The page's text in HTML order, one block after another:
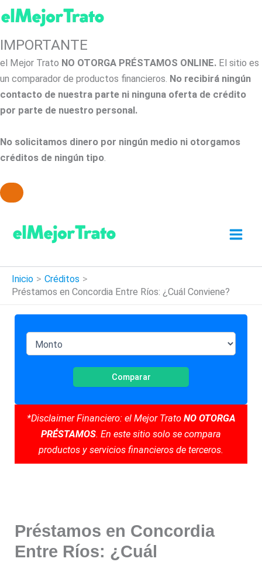
IMPORTANTE
el Mejor Trato NO OTORGA PRÉSTAMOS ONLINE. El sitio es
un comparador de productos financieros. No recibirá ningún
contacto de nuestra parte ni ninguna oferta de crédito
por parte de nuestro personal.
No solicitamos dinero por ningún medio ni otorgamos
créditos de ningún tipo.
contenido
Inicio
Créditos
Préstamos en Concordia Entre Ríos: ¿Cuál Conviene?
Comparar
*Disclaimer Financiero: el Mejor Trato NO OTORGA
PRÉSTAMOS. En este sitio solo se compara
productos y servicios financieros de terceros.
Préstamos en Concordia
Entre Ríos: ¿Cuál